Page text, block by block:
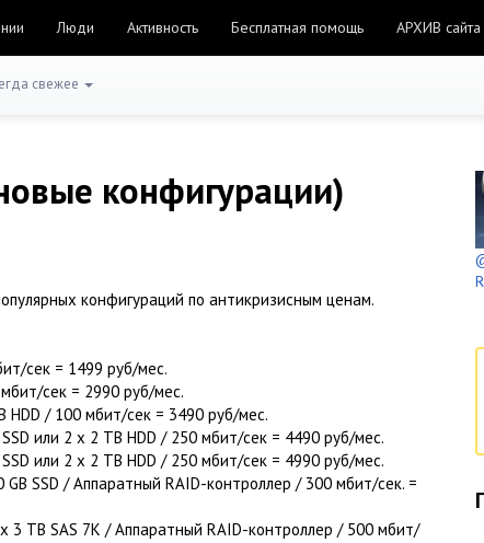
Люди Активность Бесплатная помощь АРХИВ сайта
свежее
конфигурации)
конфигураций по антикризисным ценам.
сек = 1499 руб/мес.
сек = 2990 руб/мес.
/ 100 мбит/сек = 3490 руб/мес.
или 2 x 2 TB HDD / 250 мбит/сек = 4490 руб/мес.
или 2 x 2 TB HDD / 250 мбит/сек = 4990 руб/мес.
SSD / Аппаратный RAID-контроллер / 300 мбит/сек. =
3 TB SAS 7K / Аппаратный RAID-контроллер / 500 мбит/